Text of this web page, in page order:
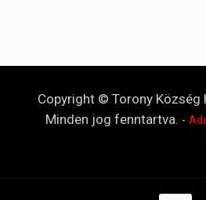
Copyright © Torony Község
Minden jog fenntartva. -